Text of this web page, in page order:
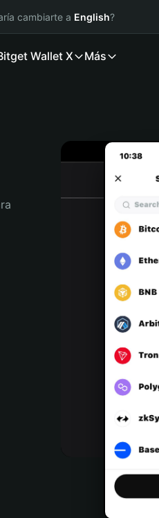
cambiarte a English?
Wallet X Más